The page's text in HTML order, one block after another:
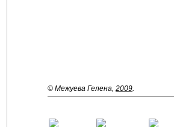
© Межуева Гелена, 2009.